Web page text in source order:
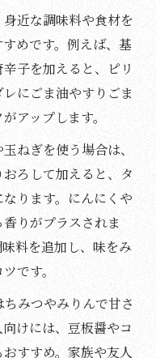
近な調味料や食材を
めです。例えば、基
子を加えると、ピリ
にごま油やすりごま
アップします。
ねぎを使う場合は、
ろして加えると、タ
ります。にんにくや
りがプラスされま
料を追加し、味をみ
です。
みつやみりんで甘さ
けには、豆板醤やコ
すすめ。家族や友人